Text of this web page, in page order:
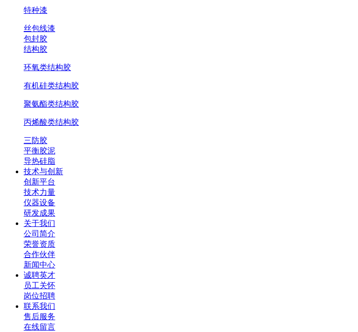
特种漆
丝包线漆
包封胶
结构胶
环氧类结构胶
有机硅类结构胶
聚氨酯类结构胶
丙烯酸类结构胶
三防胶
平衡胶泥
导热硅脂
技术与创新
创新平台
技术力量
仪器设备
研发成果
关于我们
公司简介
荣誉资质
合作伙伴
新闻中心
诚聘英才
员工关怀
岗位招聘
联系我们
售后服务
在线留言